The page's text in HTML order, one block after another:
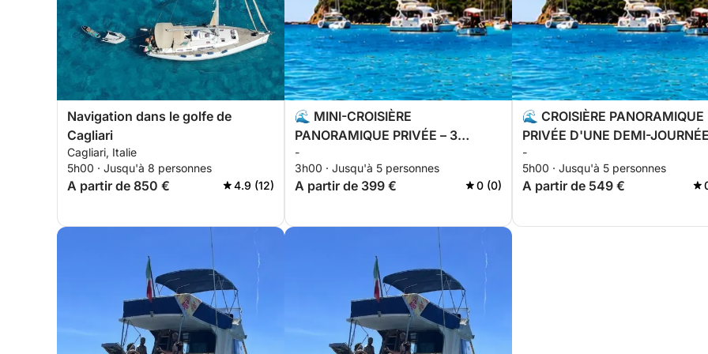
Navigation dans le golfe de
Cagliari
Cagliari, Italie
5h00 · Jusqu'à 8 personnes
A partir de 850 € 4.9 (12)
🌊 MINI-CROISIÈRE
PANORAMIQUE PRIVÉE – 3
HEURES
-
3h00 · Jusqu'à 5 personnes
A partir de 399 € 0 (0)
🌊 CROISIÈRE PANORAMIQUE
PRIVÉE D'UNE DEMI-
-
5h00 · Jusqu'à 5 personnes
A partir de 549 €